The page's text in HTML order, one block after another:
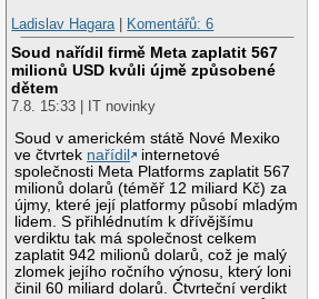
Ladislav Hagara | Komentářů: 6
Soud nařídil firmě Meta zaplatit 567
milionů USD kvůli újmě způsobené
dětem
7.8. 15:33 | IT novinky
Soud v americkém státě Nové Mexiko
ve čtvrtek nařídil
internetové
společnosti Meta Platforms zaplatit 567
milionů dolarů (téměř 12 miliard Kč) za
újmy, které její platformy působí mladým
lidem. S přihlédnutím k dřívějšímu
verdiktu tak má společnost celkem
zaplatit 942 milionů dolarů, což je malý
zlomek jejího ročního výnosu, který loni
činil 60 miliard dolarů. Čtvrteční verdikt